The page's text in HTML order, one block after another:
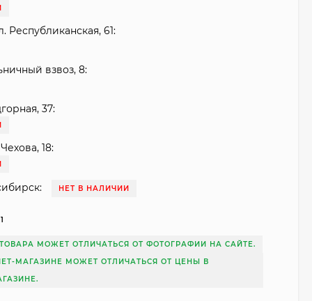
Республиканская, 61:
взвоз, 8:
37:
18:
НЕТ В НАЛИЧИИ
МОЖЕТ ОТЛИЧАТЬСЯ ОТ ФОТОГРАФИИ НА САЙТЕ.
МАГАЗИНЕ МОЖЕТ ОТЛИЧАТЬСЯ ОТ ЦЕНЫ В